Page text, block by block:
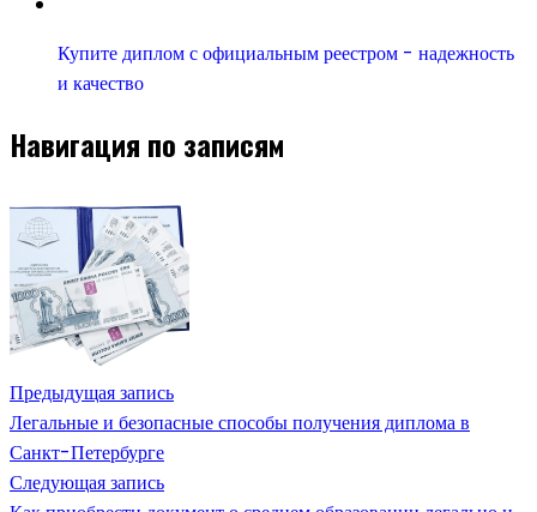
Купите диплом с официальным реестром - надежность
и качество
Навигация по записям
Предыдущая запись
Легальные и безопасные способы получения диплома в
Санкт-Петербурге
Следующая запись